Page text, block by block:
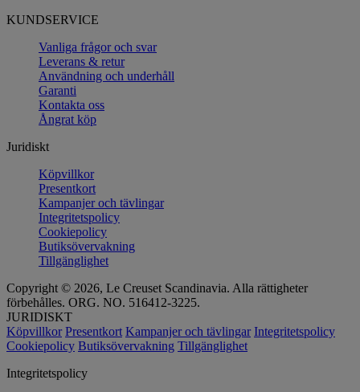
KUNDSERVICE
Vanliga frågor och svar
Leverans & retur
Användning och underhåll
Garanti
Kontakta oss
Ångrat köp
Juridiskt
Köpvillkor
Presentkort
Kampanjer och tävlingar
Integritetspolicy
Cookiepolicy
Butiksövervakning
Tillgänglighet
Copyright © 2026, Le Creuset Scandinavia. Alla rättigheter
förbehålles. ORG. NO. 516412-3225.
JURIDISKT
Köpvillkor Presentkort Kampanjer och tävlingar Integritetspolicy
Cookiepolicy Butiksövervakning Tillgänglighet
Integritetspolicy